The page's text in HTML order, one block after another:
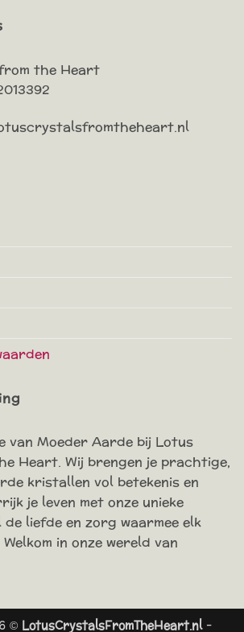
the Heart
van Moeder Aarde bij Lotus
Heart. Wij brengen je prachtige,
kristallen vol betekenis en
je leven met onze unieke
liefde en zorg waarmee elk
in onze wereld van
© LotusCrystalsFromTheHeart.nl-